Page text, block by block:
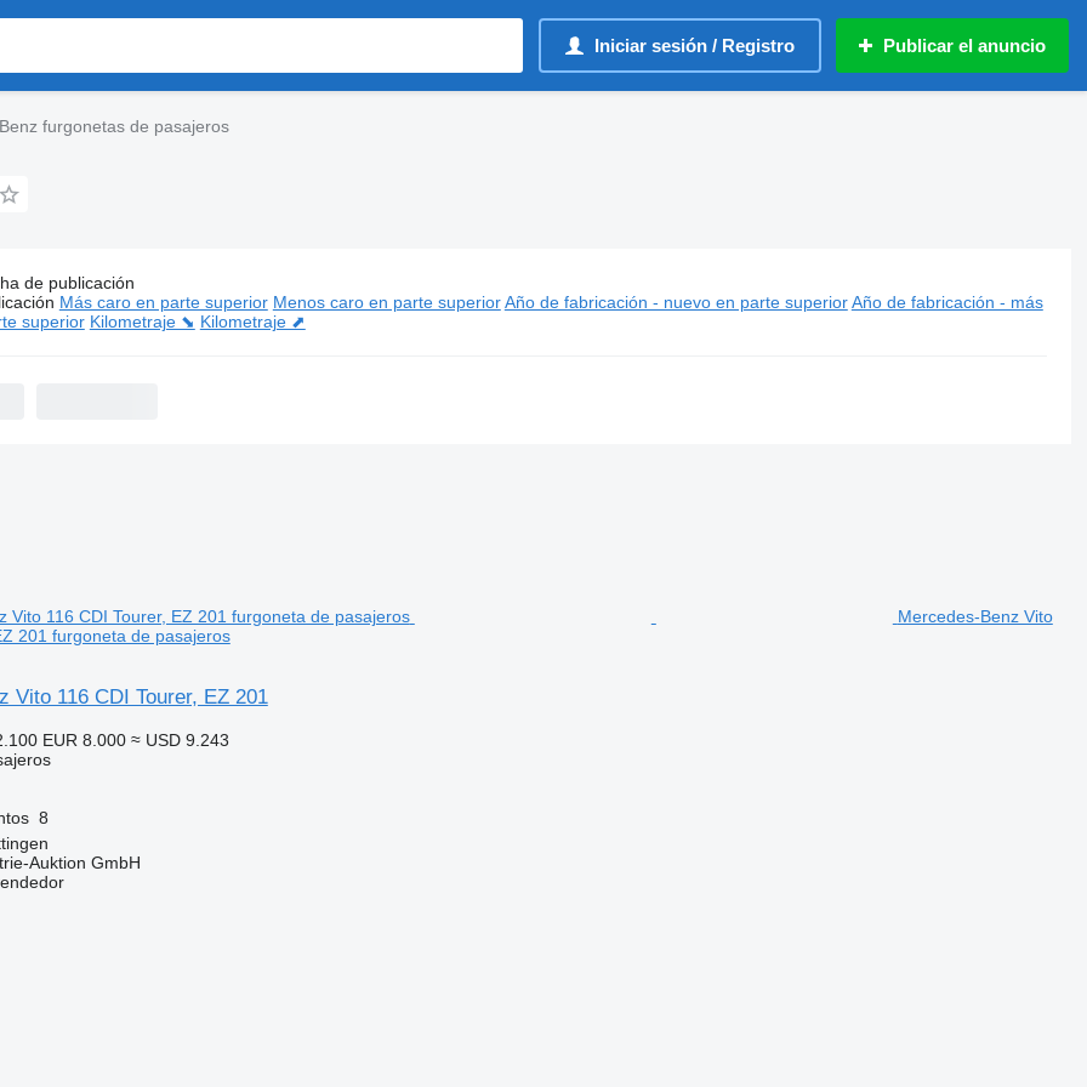
Iniciar sesión / Registro Publicar el anuncio
furgonetas de pasajeros
Mercedes-Benz furgonetas de pasajeros
de publicación
Más caro en parte superior Menos caro en parte superior Año de fabricación - nuevo en parte superior Año de fabricación - más
superior Kilometraje ⬊ Kilometraje ⬈
Mercedes-Benz Vito
201 furgoneta de pasajeros
Vito 116 CDI Tourer, EZ 201
EUR 8.000 ≈ USD 9.243
8
Auktion GmbH